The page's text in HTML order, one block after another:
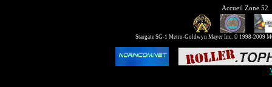
Accueil Zone 52
Stargate SG-1 Metro-Goldwyn Mayer Inc. © 1998-2009